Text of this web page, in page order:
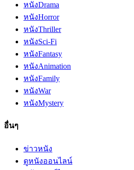
หนังDrama
หนังHorror
หนังThriller
หนังSci-Fi
หนังFantasy
หนังAnimation
หนังFamily
หนังWar
หนังMystery
อื่นๆ
ข่าวหนัง
ดูหนังออนไลน์